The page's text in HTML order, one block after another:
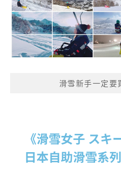
滑雪新手一定要